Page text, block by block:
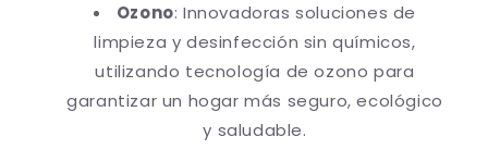
Ozono: Innovadoras soluciones de
limpieza y desinfección sin químicos,
utilizando tecnología de ozono para
garantizar un hogar más seguro, ecológico
y saludable.